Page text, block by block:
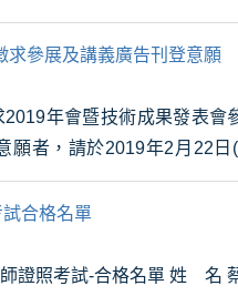
求參展及講義廣告刊登意願
願者，請於2019年2月22
合格名單
Ｏ瑞 陳Ｏ明 李Ｏ仲 彭Ｏ博 彭Ｏ達 廖